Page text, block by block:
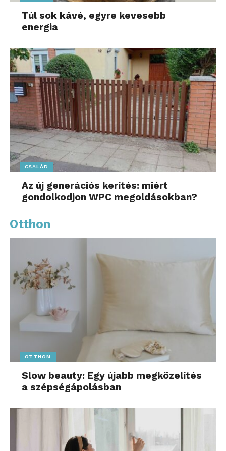
Túl sok kávé, egyre kevesebb
energia
CSALÁD
Az új generációs kerítés: miért
gondolkodjon WPC megoldásokban?
Otthon
OTTHON
Slow beauty: Egy újabb megközelítés
a szépségápolásban